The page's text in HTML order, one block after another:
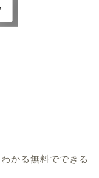
かる無料でできる